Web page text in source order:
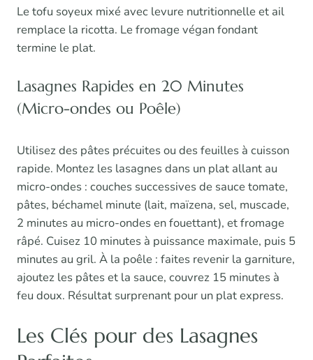
Le tofu soyeux mixé avec levure nutritionnelle et ail
remplace la ricotta. Le fromage végan fondant
termine le plat.
Lasagnes Rapides en 20 Minutes
(Micro-ondes ou Poêle)
Utilisez des pâtes précuites ou des feuilles à cuisson
rapide. Montez les lasagnes dans un plat allant au
micro-ondes : couches successives de sauce tomate,
pâtes, béchamel minute (lait, maïzena, sel, muscade,
2 minutes au micro-ondes en fouettant), et fromage
râpé. Cuisez 10 minutes à puissance maximale, puis 5
minutes au gril. À la poêle : faites revenir la garniture,
ajoutez les pâtes et la sauce, couvrez 15 minutes à
feu doux. Résultat surprenant pour un plat express.
Les Clés pour des Lasagnes